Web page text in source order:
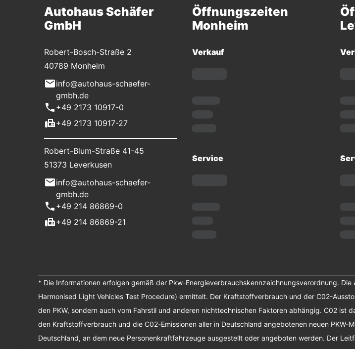
Autohaus Schäfer
GmbH
Robert-Bosch-Straße 2
40789 Monheim
info@autohaus-schaefer-
gmbh.de
+49 2173 10917-0
+49 2173 10917-27
Robert-Blum-Straße 41-45
51373 Leverkusen
info@autohaus-schaefer-
gmbh.de
+49 214 86869-0
+49 214 86869-21
Öffnungszeiten
Monheim
Verkauf
Service
* Die Informationen erfolgen gemäß der Pkw-Energieverbrauchskennzeichnungsverordnung.
Harmonised Light Vehicles Test Procedure) ermittelt. Der Kraftstoffverbrauch und der C02-
den PKW, sondern auch vom Fahrstil und anderen nichttechnischen Faktoren abhängig. C02
den Kraftstoffverbrauch und die C02-Emissionen aller in Deutschland angebotenen neuen
Deutschland, an dem neue Personenkraftfahrzeuge ausgestellt oder angeboten werden. Der